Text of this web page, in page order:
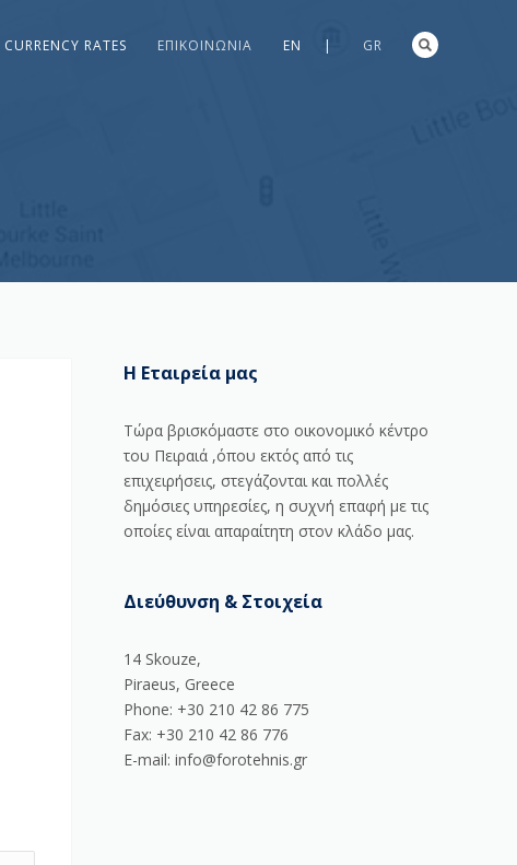
CURRENCY RATES ΕΠΙΚΟΙΝΩΝΊΑ EN | GR
Η Εταιρεία μας
Τώρα βρισκόμαστε στο οικονομικό κέντρο
του Πειραιά ,όπου εκτός από τις
επιχειρήσεις, στεγάζονται και πολλές
δημόσιες υπηρεσίες, η συχνή επαφή με τις
οποίες είναι απαραίτητη στον κλάδο μας.
Διεύθυνση & Στοιχεία
14 Skouze,
Piraeus, Greece
Phone: +30 210 42 86 775
Fax: +30 210 42 86 776
E-mail: info@forotehnis.gr